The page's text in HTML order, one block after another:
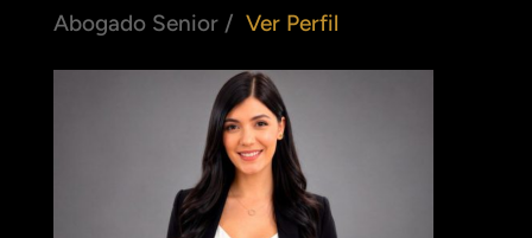
Abogado Senior / Ver Perfil